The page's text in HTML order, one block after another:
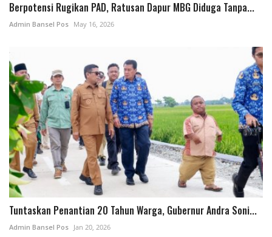
Berpotensi Rugikan PAD, Ratusan Dapur MBG Diduga Tanpa...
Admin Bansel Pos May 16, 2026
Tuntaskan Penantian 20 Tahun Warga, Gubernur Andra Soni...
Admin Bansel Pos Jan 20, 2026